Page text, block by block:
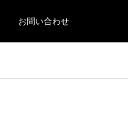
お問い合わせ